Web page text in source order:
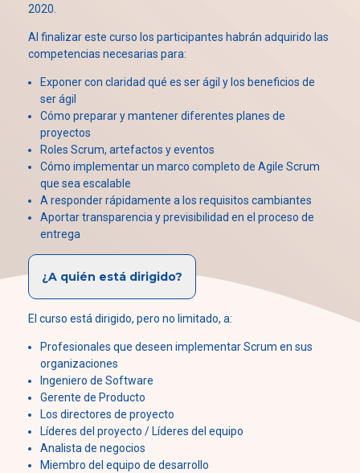
2020.
Al finalizar este curso los participantes habrán adquirido las
competencias necesarias para:
Exponer con claridad qué es ser ágil y los beneficios de
ser ágil
Cómo preparar y mantener diferentes planes de
proyectos
Roles Scrum, artefactos y eventos
Cómo implementar un marco completo de Agile Scrum
que sea escalable
A responder rápidamente a los requisitos cambiantes
Aportar transparencia y previsibilidad en el proceso de
entrega
¿A quién está dirigido?
El curso está dirigido, pero no limitado, a:
Profesionales que deseen implementar Scrum en sus
organizaciones
Ingeniero de Software
Gerente de Producto
Los directores de proyecto
Líderes del proyecto / Líderes del equipo
Analista de negocios
Miembro del equipo de desarrollo